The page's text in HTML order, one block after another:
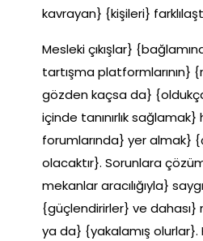
kavrayan} {kişileri}
Mesleki çıkışlar}
tartışma platformlarının}
gözden kaçsa da}
içinde tanınırlık
forumlarında} yer almak}
olacaktır}. Sorunlara
mekanlar aracılığıyla}
{güçlendirirler} ve dahası}
ya da} {yakalamış olurlar}.